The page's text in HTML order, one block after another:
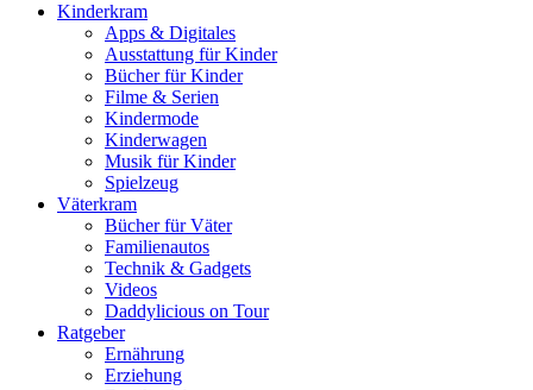
Kinderkram
Apps & Digitales
Ausstattung für Kinder
Bücher für Kinder
Filme & Serien
Kindermode
Kinderwagen
Musik für Kinder
Spielzeug
Väterkram
Bücher für Väter
Familienautos
Technik & Gadgets
Videos
Daddylicious on Tour
Ratgeber
Ernährung
Erziehung